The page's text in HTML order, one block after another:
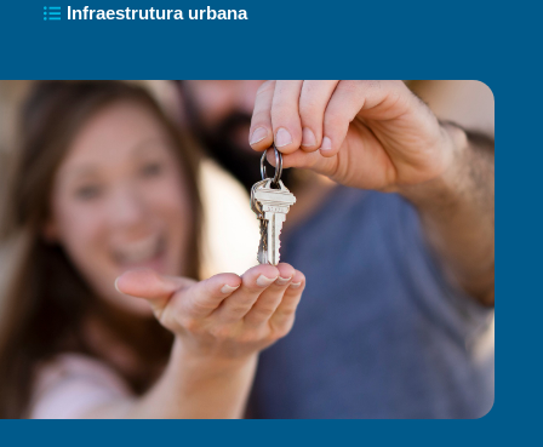
Infraestrutura urbana